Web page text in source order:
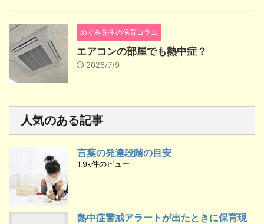
めぐみ先生の保育コラム
エアコンの部屋でも熱中症？
2026/7/9
人気のある記事
言葉の発達段階の目安
1.9k件のビュー
熱中症警戒アラートが出たときに保育現